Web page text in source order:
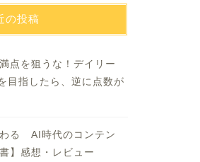
の投稿
点を狙うな！デイリー
目指したら、逆に点数が
わる AI時代のコンテン
】感想・レビュー